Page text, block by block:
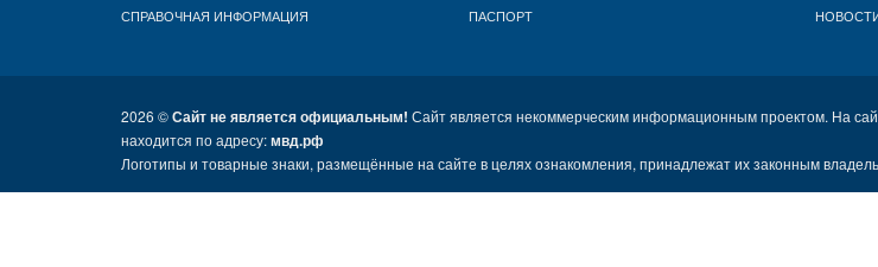
СПРАВОЧНАЯ ИНФОРМАЦИЯ
ПАСПОРТ
2026 ©Сайт не является официальным! Сайт является некоммерческим информационным проектом. На
находится по адресу:мвд.рф
Логотипы и товарные знаки, размещённые на сайте в целях ознакомления, принадлежат их законным